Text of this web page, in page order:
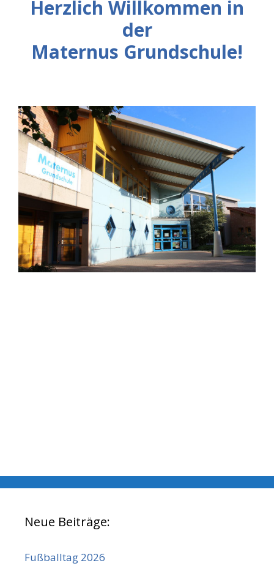
Herzlich Willkommen in
der
Maternus Grundschule!
Neue Beiträge:
Fußballtag 2026